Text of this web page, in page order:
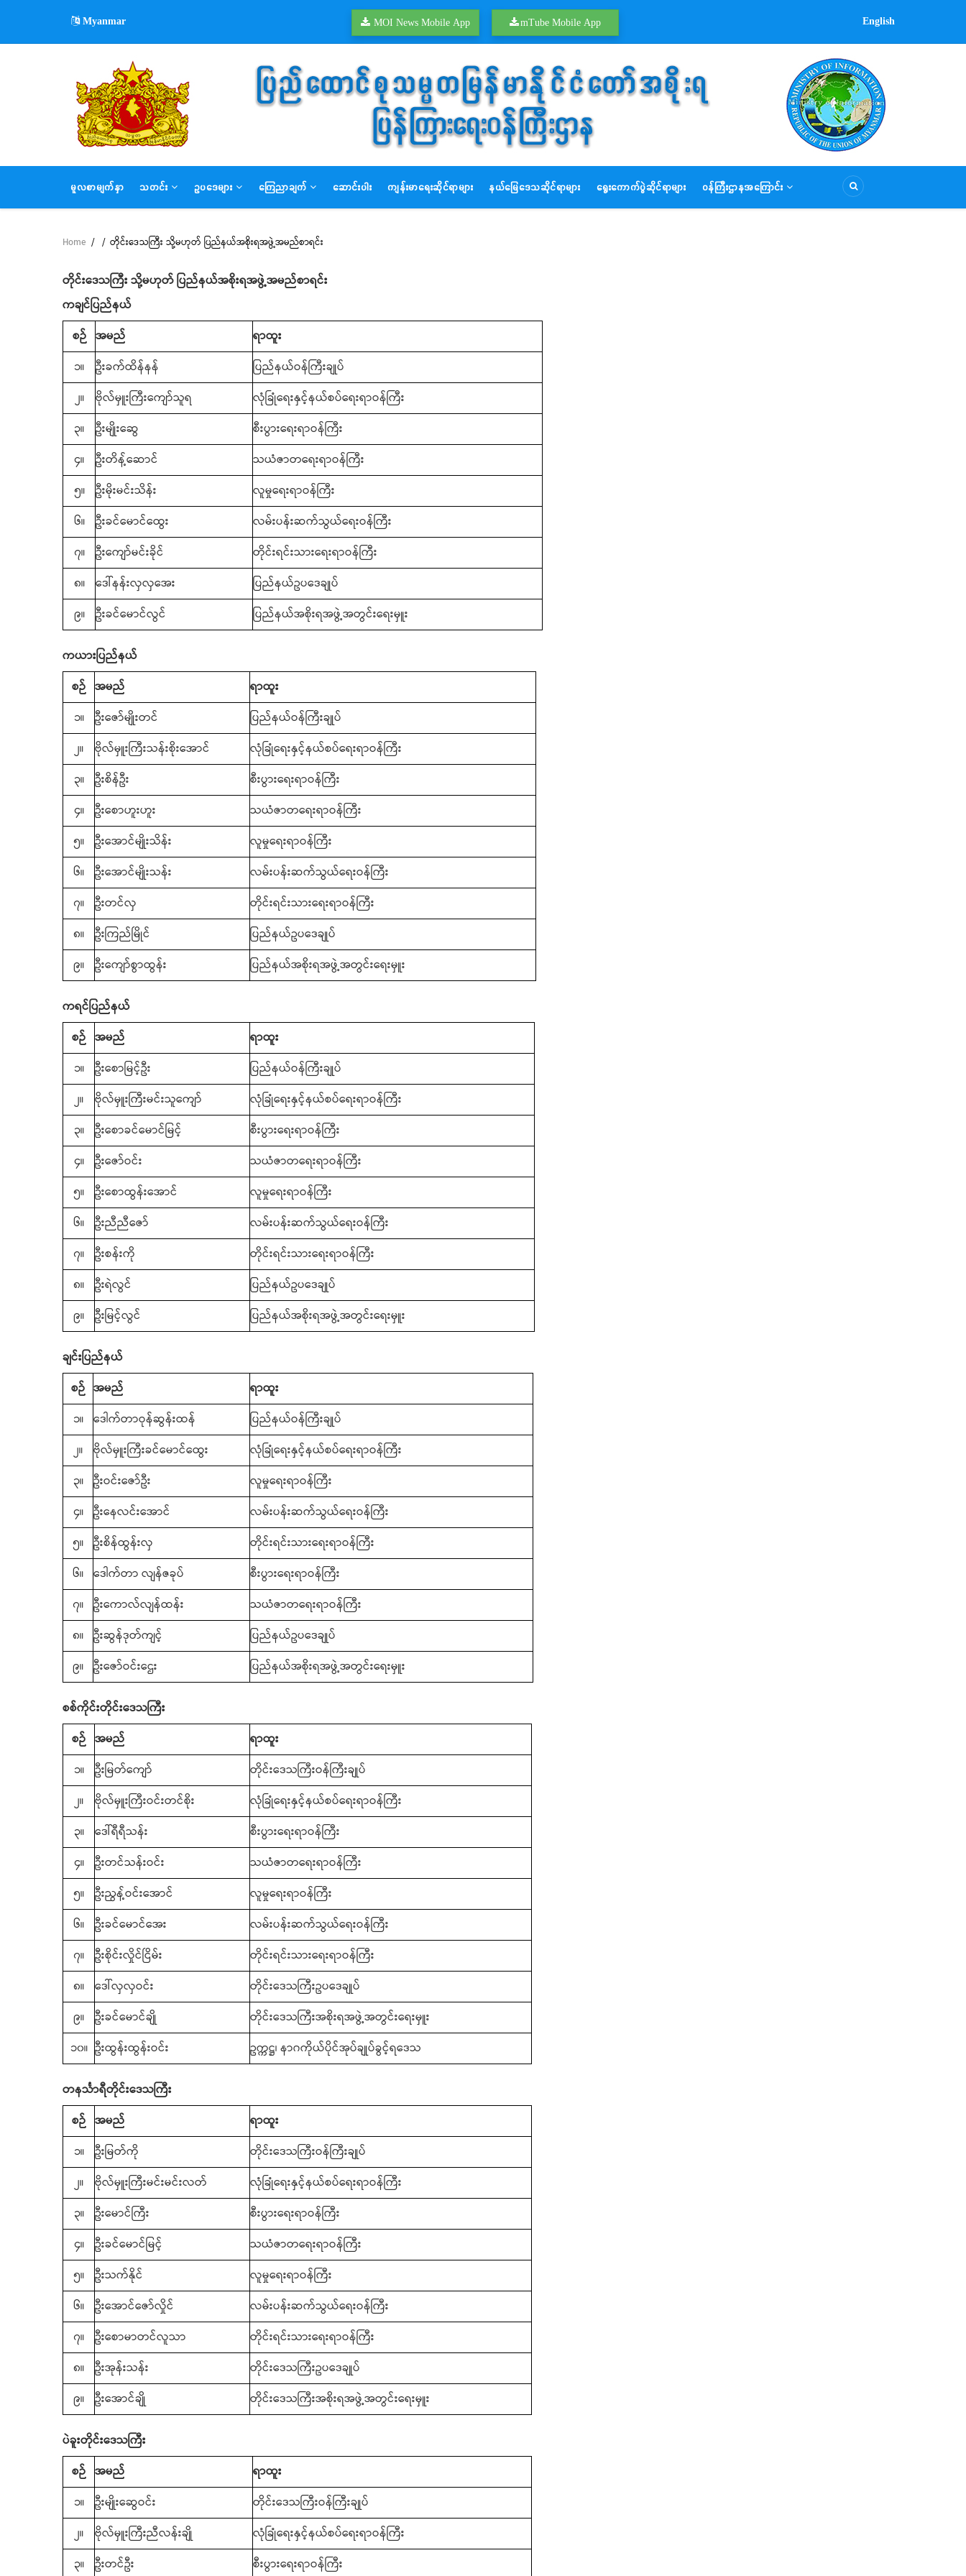
main
Myanmar MOI News Mobile App mTube Mobile App English
MAIN
NAVIGATION
မူလစာမျက်နှာ သတင်း ဥပဒေများ ကြေညာချက် ဆောင်းပါး ကျန်းမာရေးဆိုင်ရာများ နယ်မြေဒေသဆိုင်ရာများ ရွေးကောက်ပွဲဆိုင်ရာများ ဝန်ကြီးဌာနအကြောင်း
Breadcrumb
Home / / တိုင်းဒေသကြီး သို့မဟုတ် ပြည်နယ်အစိုးရအဖွဲ့အမည်စာရင်း
တိုင်းဒေသကြီး သို့မဟုတ် ပြည်နယ်အစိုးရအဖွဲ့အမည်စာရင်း
ကချင်ပြည်နယ်
စဉ် အမည်
ရာထူး
၁။
ဦးခက်ထိန်နန်
ပြည်နယ်ဝန်ကြီးချုပ်
၂။
ဗိုလ်မှူးကြီးကျော်သူရ
လုံခြုံရေးနှင့်နယ်စပ်ရေးရာဝန်ကြီး
၃။
ဦးမျိုးဆွေ
စီးပွားရေးရာဝန်ကြီး
၄။
ဦးတိန့်ဆောင်
သယံဇာတရေးရာဝန်ကြီး
၅။
ဦးမိုးမင်းသိန်း
လူမှုရေးရာဝန်ကြီး
၆။
ဦးခင်မောင်ထွေး
လမ်းပန်းဆက်သွယ်ရေးဝန်ကြီး
၇။
ဦးကျော်မင်းခိုင်
တိုင်းရင်းသားရေးရာဝန်ကြီး
၈။
ဒေါ်နန်းလှလှအေး
ပြည်နယ်ဥပဒေချုပ်
၉။
ဦးခင်မောင်လွင် ပြည်နယ်အစိုးရအဖွဲ့အတွင်းရေးမှူး
ကယားပြည်နယ်
စဉ် အမည်
ရာထူး
၁။
ဦးဇော်မျိုးတင်
ပြည်နယ်ဝန်ကြီးချုပ်
၂။
ဗိုလ်မှူးကြီးသန်းစိုးအောင်
လုံခြုံရေးနှင့်နယ်စပ်ရေးရာဝန်ကြီး
၃။
ဦးစိန်ဦး
စီးပွားရေးရာဝန်ကြီး
၄။
ဦးစောဟူးဟူး
သယံဇာတရေးရာဝန်ကြီး
၅။
ဦးအောင်မျိုးသိန်း
လူမှုရေးရာဝန်ကြီး
၆။
ဦးအောင်မျိုးသန်း
လမ်းပန်းဆက်သွယ်ရေးဝန်ကြီး
၇။
ဦးတင်လှ
တိုင်းရင်းသားရေးရာဝန်ကြီး
၈။
ဦးကြည်မြိုင်
ပြည်နယ်ဥပဒေချုပ်
၉။
ဦးကျော်စွာထွန်း ပြည်နယ်အစိုးရအဖွဲ့အတွင်းရေးမှူး
ကရင်ပြည်နယ်
စဉ် အမည်
ရာထူး
၁။
ဦးစောမြင့်ဦး
ပြည်နယ်ဝန်ကြီးချုပ်
၂။
ဗိုလ်မှူးကြီးမင်းသူကျော်
လုံခြုံရေးနှင့်နယ်စပ်ရေးရာဝန်ကြီး
၃။
ဦးစောခင်မောင်မြင့်
စီးပွားရေးရာဝန်ကြီး
၄။
ဦးဇော်ဝင်း
သယံဇာတရေးရာဝန်ကြီး
၅။
ဦးစောထွန်းအောင်
လူမှုရေးရာဝန်ကြီး
၆။
ဦးညီညီဇော်
လမ်းပန်းဆက်သွယ်ရေးဝန်ကြီး
၇။
ဦးစန်းကို
တိုင်းရင်းသားရေးရာဝန်ကြီး
၈။
ဦးရဲလွင်
ပြည်နယ်ဥပဒေချုပ်
၉။
ဦးမြင့်လွင် ပြည်နယ်အစိုးရအဖွဲ့အတွင်းရေးမှူး
ချင်းပြည်နယ်
စဉ် အမည်
ရာထူး
၁။ ဒေါက်တာဝုန်ဆွန်းထန်
ပြည်နယ်ဝန်ကြီးချုပ်
၂။
ဗိုလ်မှူးကြီးခင်မောင်ထွေး
လုံခြုံရေးနှင့်နယ်စပ်ရေးရာဝန်ကြီး
၃။ ဦးဝင်းဇော်ဦး
လူမှုရေးရာဝန်ကြီး
၄။ ဦးနေလင်းအောင်
လမ်းပန်းဆက်သွယ်ရေးဝန်ကြီး
၅။ ဦးစိန်ထွန်းလှ
တိုင်းရင်းသားရေးရာဝန်ကြီး
၆။ ဒေါက်တာ လျန်ဇခုပ်
စီးပွားရေးရာဝန်ကြီး
၇။ ဦးကောလ်လျန်ထန်း
သယံဇာတရေးရာဝန်ကြီး
၈။ ဦးဆွန်ဒုတ်ကျင့်
ပြည်နယ်ဥပဒေချုပ်
၉။ ဦးဇော်ဝင်းဌေး ပြည်နယ်အစိုးရအဖွဲ့အတွင်းရေးမှူး
စစ်ကိုင်းတိုင်းဒေသကြီး
စဉ် အမည်
ရာထူး
၁။
ဦးမြတ်ကျော်
တိုင်းဒေသကြီးဝန်ကြီးချုပ်
၂။
ဗိုလ်မှူးကြီးဝင်းတင်စိုး
လုံခြုံရေးနှင့်နယ်စပ်ရေးရာဝန်ကြီး
၃။
ဒေါ်ရီရီသန်း
စီးပွားရေးရာဝန်ကြီး
၄။
ဦးတင်သန်းဝင်း
သယံဇာတရေးရာဝန်ကြီး
၅။
ဦးညွန့်ဝင်းအောင်
လူမှုရေးရာဝန်ကြီး
၆။
ဦးခင်မောင်အေး
လမ်းပန်းဆက်သွယ်ရေးဝန်ကြီး
၇။
ဦးစိုင်းလှိုင်ငြိမ်း
တိုင်းရင်းသားရေးရာဝန်ကြီး
၈။
ဒေါ်လှလှဝင်း
တိုင်းဒေသကြီးဥပဒေချုပ်
၉။
ဦးခင်မောင်ချို
တိုင်းဒေသကြီးအစိုးရအဖွဲ့အတွင်းရေးမှူး
၁၀။ ဦးထွန်းထွန်းဝင်း ဥက္ကဋ္ဌ၊ နာဂကိုယ်ပိုင်အုပ်ချုပ်ခွင့်ရဒေသ
တနင်္သာရီတိုင်းဒေသကြီး
စဉ် အမည်
ရာထူး
၁။
ဦးမြတ်ကို
တိုင်းဒေသကြီးဝန်ကြီးချုပ်
၂။
ဗိုလ်မှူးကြီးမင်းမင်းလတ်
လုံခြုံရေးနှင့်နယ်စပ်ရေးရာဝန်ကြီး
၃။
ဦးမောင်ကြီး
စီးပွားရေးရာဝန်ကြီး
၄။
ဦးခင်မောင်မြင့်
သယံဇာတရေးရာဝန်ကြီး
၅။
ဦးသက်နိုင်
လူမှုရေးရာဝန်ကြီး
၆။
ဦးအောင်ဇော်လှိုင်
လမ်းပန်းဆက်သွယ်ရေးဝန်ကြီး
၇။
ဦးစောမာတင်လူသာ
တိုင်းရင်းသားရေးရာဝန်ကြီး
၈။
ဦးအုန်းသန်း
တိုင်းဒေသကြီးဥပဒေချုပ်
၉။
ဦးအောင်ချို တိုင်းဒေသကြီးအစိုးရအဖွဲ့အတွင်းရေးမှူး
ပဲခူးတိုင်းဒေသကြီး
စဉ် အမည်
ရာထူး
၁။
ဦးမျိုးဆွေဝင်း
တိုင်းဒေသကြီးဝန်ကြီးချုပ်
၂။
ဗိုလ်မှူးကြီးညီလန်းချို
လုံခြုံရေးနှင့်နယ်စပ်ရေးရာဝန်ကြီး
၃။
ဦးတင်ဦး စီးပွားရေးရာဝန်ကြီး